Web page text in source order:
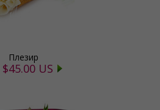
Плезир
$45.00 US